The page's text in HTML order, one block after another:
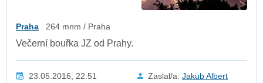
Praha 264 mnm / Praha
Večerní bouřka JZ od Prahy.
23.05.2016, 22:51 Zaslal/a: Jakub Albert